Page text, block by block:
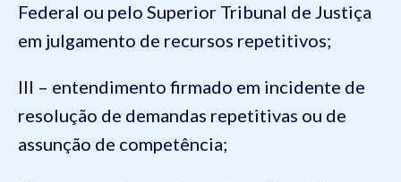
Federal ou pelo Superior Tribunal de Justiça
em julgamento de recursos repetitivos;
III – entendimento firmado em incidente de
resolução de demandas repetitivas ou de
assunção de competência;